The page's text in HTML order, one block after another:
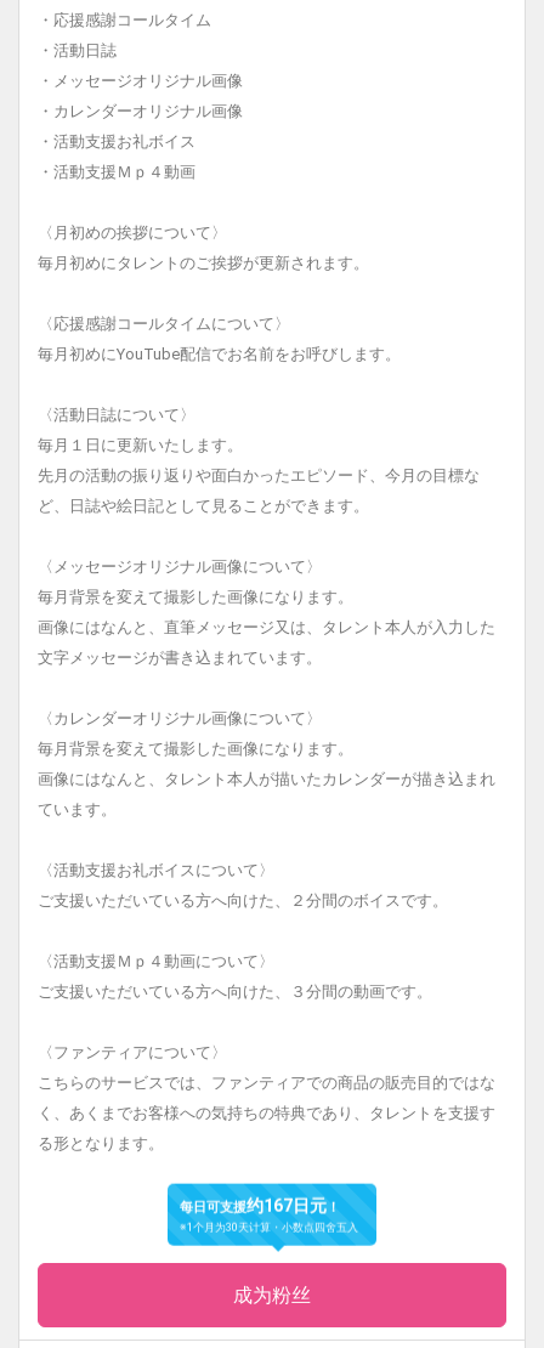
・応援感謝コールタイム
・活動日誌
・メッセージオリジナル画像
・カレンダーオリジナル画像
・活動支援お礼ボイス
・活動支援Ｍｐ４動画
〈月初めの挨拶について〉
毎月初めにタレントのご挨拶が更新されます。
〈応援感謝コールタイムについて〉
毎月初めにYouTube配信でお名前をお呼びします。
〈活動日誌について〉
毎月１日に更新いたします。
先月の活動の振り返りや面白かったエピソード、今月の目標な
ど、日誌や絵日記として見ることができます。
〈メッセージオリジナル画像について〉
毎月背景を変えて撮影した画像になります。
画像にはなんと、直筆メッセージ又は、タレント本人が入力した
文字メッセージが書き込まれています。
〈カレンダーオリジナル画像について〉
毎月背景を変えて撮影した画像になります。
画像にはなんと、タレント本人が描いたカレンダーが描き込まれ
ています。
〈活動支援お礼ボイスについて〉
ご支援いただいている方へ向けた、２分間のボイスです。
〈活動支援Ｍｐ４動画について〉
ご支援いただいている方へ向けた、３分間の動画です。
〈ファンティアについて〉
こちらのサービスでは、ファンティアでの商品の販売目的ではな
く、あくまでお客様への気持ちの特典であり、タレントを支援す
る形となります。
每日可支援约167日元 ！
※1个月为30天计算・小数点四舍五入
成为粉丝